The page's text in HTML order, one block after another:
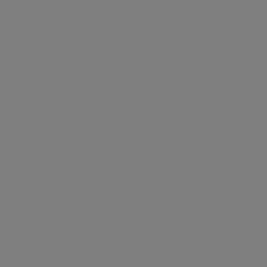
bronze de San Rocco da Montepellier,
maison